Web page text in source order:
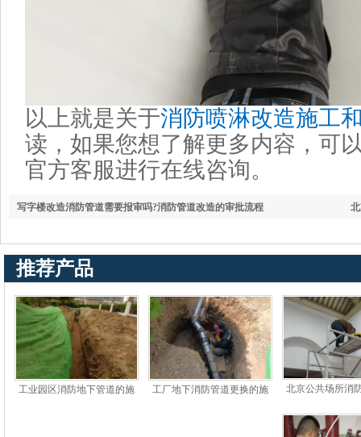
以上就是关于消防喷淋改造施工
读，如果您想了解更多内容，可
官方客服进行在线咨询。
写字楼改造消防管道需要报审吗?消防管道改造的审批流程
推荐产品
工业园区消防地下管道的施
工厂地下消防管道更换的施
北京公共场所消